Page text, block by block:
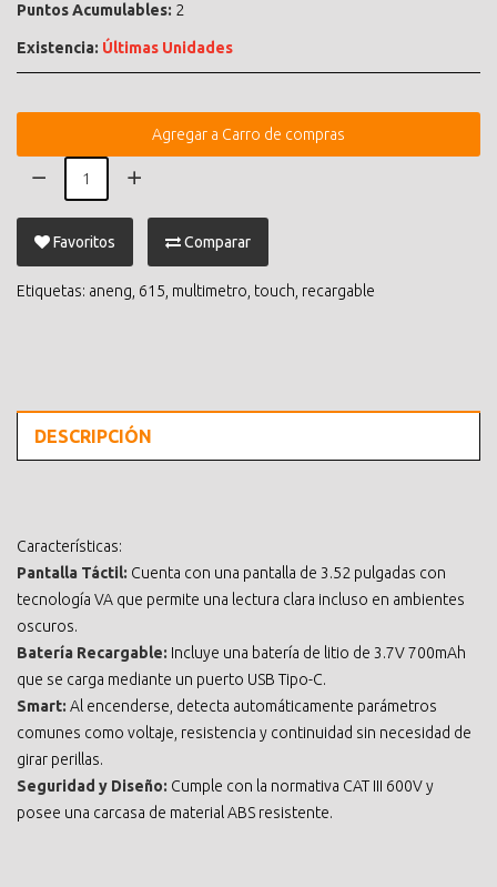
Puntos Acumulables: 2
Existencia: Últimas Unidades
Agregar a Carro de compras
Favoritos Comparar
Etiquetas: aneng 615 multimetro touch recargable
DESCRIPCIÓN
Características:
Pantalla Táctil: Cuenta con una pantalla de 3.52 pulgadas con
tecnología VA que permite una lectura clara incluso en ambientes
oscuros.
Batería Recargable: Incluye una batería de litio de 3.7V 700mAh
que se carga mediante un puerto USB Tipo-C.
Smart: Al encenderse, detecta automáticamente parámetros
comunes como voltaje, resistencia y continuidad sin necesidad de
girar perillas.
Seguridad y Diseño: Cumple con la normativa CAT III 600V y
posee una carcasa de material ABS resistente.